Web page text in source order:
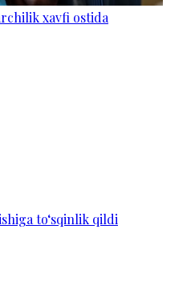
xavfi ostida
to‘sqinlik qildi